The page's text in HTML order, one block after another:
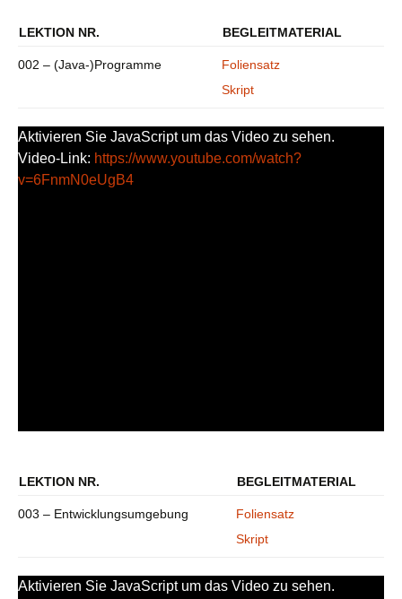
LEKTION NR. BEGLEITMATERIAL
002 – (Java-)Programme
Foliensatz
Skript
Aktivieren Sie JavaScript um das Video zu sehen.
Video-Link: https://www.youtube.com/watch?
v=6FnmN0eUgB4
LEKTION NR. BEGLEITMATERIAL
003 – Entwicklungsumgebung
Foliensatz
Skript
Aktivieren Sie JavaScript um das Video zu sehen.